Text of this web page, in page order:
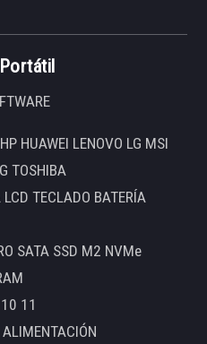
HUAWEI LENOVO LG MSI
TOSHIBA
TECLADO BATERÍA
SATA SSD M2 NVMe
11
ALIMENTACIÓN